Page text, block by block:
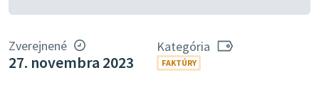
Zverejnené
27. novembra 2023
Kategória
FAKTÚRY